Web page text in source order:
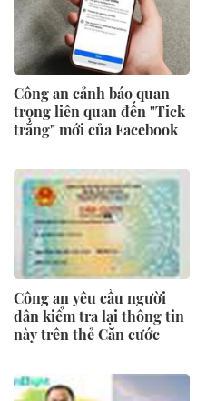
Công an cảnh báo quan
trọng liên quan đến "Tick
trắng" mới của Facebook
Công an yêu cầu người
dân kiểm tra lại thông tin
này trên thẻ Căn cước